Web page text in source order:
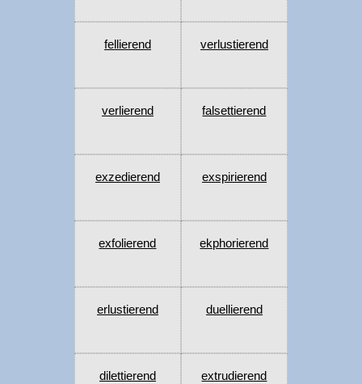
fellierend verlustierend
verlierend falsettierend
exzedierend exspirierend
exfolierend ekphorierend
erlustierend duellierend
dilettierend extrudierend